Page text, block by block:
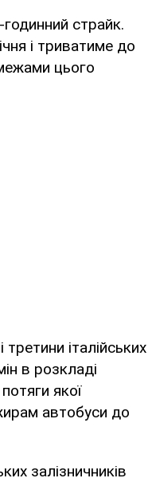
годинний страйк.
і триватиме до
цього
італійських
в розкладі
якої
автобуси до
залізничників